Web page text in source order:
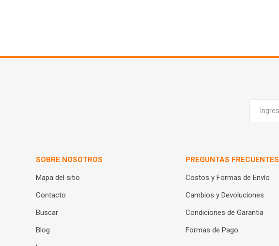
SOBRE NOSOTROS
Mapa del sitio
Contacto
Buscar
Blog
PREGUNTAS FRECUENTES
Costos y Formas de Envío
Cambios y Devoluciones
Condiciones de Garantía
Formas de Pago